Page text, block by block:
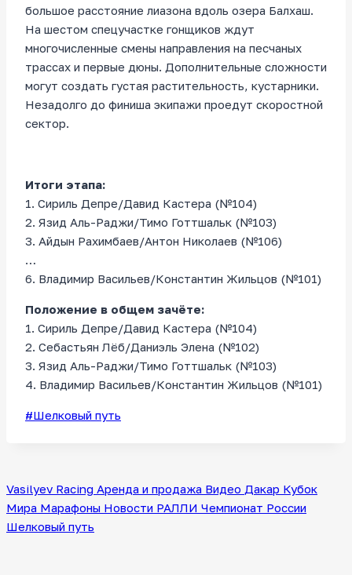
большое расстояние лиазона вдоль озера Балхаш.
На шестом спецучастке гонщиков ждут
многочисленные смены направления на песчаных
трассах и первые дюны. Дополнительные сложности
могут создать густая растительность, кустарники.
Незадолго до финиша экипажи проедут скоростной
сектор.
Итоги этапа:
1. Сириль Депре/Давид Кастера (№104)
2. Язид Аль-Раджи/Тимо Готтшальк (№103)
3. Айдын Рахимбаев/Антон Николаев (№106)
…
6. Владимир Васильев/Константин Жильцов (№101)
Положение в общем зачёте:
1. Сириль Депре/Давид Кастера (№104)
2. Себастьян Лёб/Даниэль Элена (№102)
3. Язид Аль-Раджи/Тимо Готтшальк (№103)
4. Владимир Васильев/Константин Жильцов (№101)
Метки
#Шелковый путь
Vasilyev Racing Аренда и продажа Видео Дакар Кубок
Мира Марафоны Новости РАЛЛИ Чемпионат России
Шелковый путь